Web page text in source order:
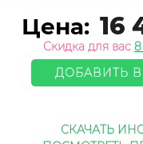
Цена: 16
Скидка для вас 8
ДОБАВИТЬ
СКАЧАТЬ